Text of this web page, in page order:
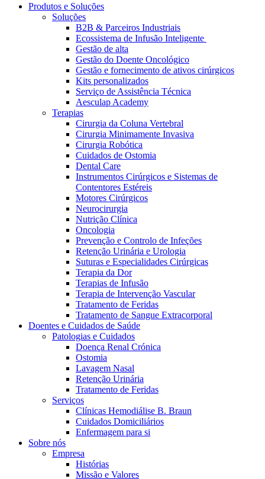
Catálogo de Produtos
Encontre o produto que procura. Visite o catálogo de produtos
da B. Braun com o nosso portfólio completo.
Centro de Inovação
Vamos impulsionar juntos a inovação na tecnologia médica.
Saiba mais sobre o nosso centro de inovação e apresente a sua
Contactos
Em diálogo com a B. Braun. Entre em contacto connosco
Produtos e Soluções
Soluções
B2B & Parceiros Industriais
Ecossistema de Infusão Inteligente
Gestão de alta
Gestão do Doente Oncológico
Gestão e fornecimento de ativos cirúrgicos
Kits personalizados
Serviço de Assistência Técnica
Aesculap Academy
Terapias
Cirurgia da Coluna Vertebral
Cirurgia Minimamente Invasiva
Cirurgia Robótica
Cuidados de Ostomia
Dental Care
Instrumentos Cirúrgicos e Sistemas de
Contentores Estéreis
Motores Cirúrgicos
Neurocirurgia
Nutrição Clínica
Oncologia
Prevenção e Controlo de Infeções
Retenção Urinária e Urologia
Suturas e Especialidades Cirúrgicas
Terapia da Dor
Terapias de Infusão
Terapia de Intervenção Vascular
Tratamento de Feridas
Tratamento de Sangue Extracorporal
Doentes e Cuidados de Saúde
Patologias e Cuidados
Doença Renal Crónica
Ostomia
Lavagem Nasal
Retenção Urinária
Tratamento de Feridas
Serviços
Clínicas Hemodiálise B. Braun
Cuidados Domiciliários
Enfermagem para si
Sobre nós
Empresa
Histórias
Missão e Valores